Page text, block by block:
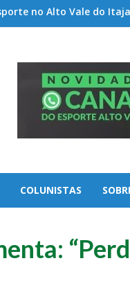
no Alto Vale do
COLUNISTAS